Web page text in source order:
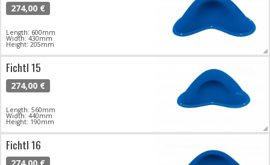
274,00 €
Length: 600mm
Width: 430mm
Height: 205mm
Fichtl 15
274,00 €
Length: 560mm
Width: 440mm
Height: 190mm
Fichtl 16